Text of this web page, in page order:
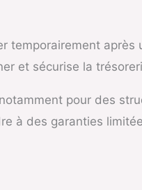
temporairement après
et sécurise la
pour des
à des garanties